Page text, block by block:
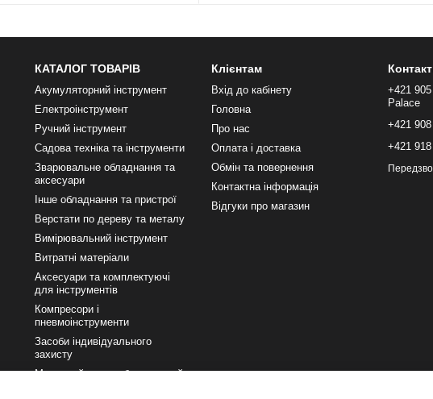
КАТАЛОГ ТОВАРІВ
Акумуляторний інструмент
Електроінструмент
Ручний інструмент
Садова техніка та інструменти
Зварювальне обладнання та
аксесуари
Інше обладнання та пристрої
Верстати по дереву та металу
Вимірювальний інструмент
Витратні матеріали
Аксесуари та комплектуючі
для інструментів
Компресори і
пневмоінструменти
Засоби індивідуального
захисту
Малярний та оздоблювальний
Клієнтам
Вхід до кабінету
Головна
Про нас
Оплата і доставка
Обмін та повернення
Контактна інформація
Відгуки про магазин
+421
Palace
+421